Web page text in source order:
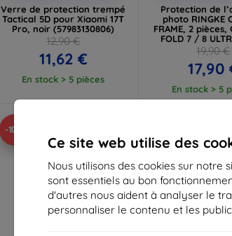
Ce site web utilise des
Nous utilisons des cookies sur notre
sont essentiels au bon
d'autres nous aident à analyser le
personnaliser le contenu et les
Verre de protection trempé
Tactical 5D pour Xiaomi 17T
Pro, noir (57983130806)
12,90 €
11,62 €
En stock > 5 pièces
Protection de
photo RINGKE
FRAME, 2 pièces,
FOLD 7 / 8
19,90 €
17,90
En stock > 5
-10%